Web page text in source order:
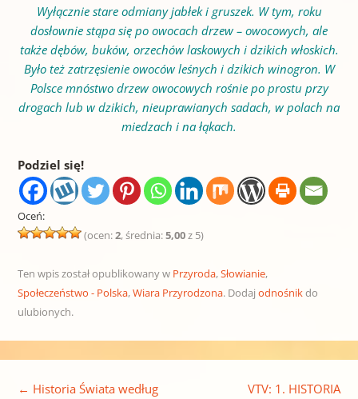
Wyłącznie stare odmiany jabłek i gruszek. W tym, roku
dosłownie stąpa się po owocach drzew – owocowych, ale
także dębów, buków, orzechów laskowych i dzikich włoskich.
Było też zatrzęsienie owoców leśnych i dzikich winogron. W
Polsce mnóstwo drzew owocowych rośnie po prostu przy
drogach lub w dzikich, nieuprawianych sadach, w polach na
miedzach i na łąkach.
Podziel się!
Oceń:
(ocen:2, średnia:5,00z 5)
Ten wpis został opublikowany w Przyroda,Słowianie,
Społeczeństwo - Polska,Wiara Przyrodzona. Dodaj odnośnikdo
ulubionych.
← Historia Świata według
VTV: 1. HISTORIA